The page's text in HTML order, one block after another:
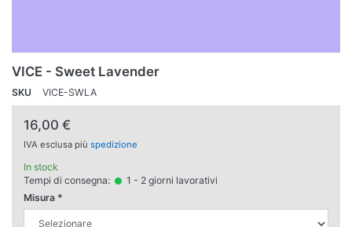
VICE - Sweet Lavender
SKU VICE-SWLA
16,00 €
IVA esclusa più spedizione
In stock
Tempi di consegna:
1 - 2 giorni lavorativi
Misura